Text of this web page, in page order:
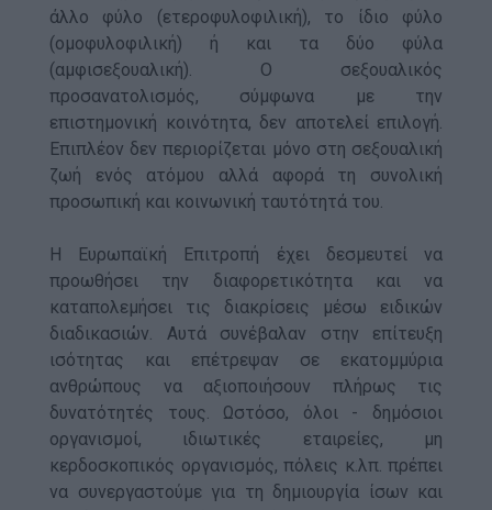
άλλο φύλο (ετεροφυλοφιλική), το ίδιο φύλο
(ομοφυλοφιλική) ή και τα δύο φύλα
(αμφισεξουαλική). Ο σεξουαλικός
προσανατολισμός, σύμφωνα με την
επιστημονική κοινότητα, δεν αποτελεί επιλογή.
Επιπλέον δεν περιορίζεται μόνο στη σεξουαλική
ζωή ενός ατόμου αλλά αφορά τη συνολική
προσωπική και κοινωνική ταυτότητά του.
Η Ευρωπαϊκή Επιτροπή έχει δεσμευτεί να
προωθήσει την διαφορετικότητα και να
καταπολεμήσει τις διακρίσεις μέσω ειδικών
διαδικασιών. Αυτά συνέβαλαν στην επίτευξη
ισότητας και επέτρεψαν σε εκατομμύρια
ανθρώπους να αξιοποιήσουν πλήρως τις
δυνατότητές τους. Ωστόσο, όλοι - δημόσιοι
οργανισμοί, ιδιωτικές εταιρείες, μη
κερδοσκοπικός οργανισμός, πόλεις κ.λπ. πρέπει
να συνεργαστούμε για τη δημιουργία ίσων και